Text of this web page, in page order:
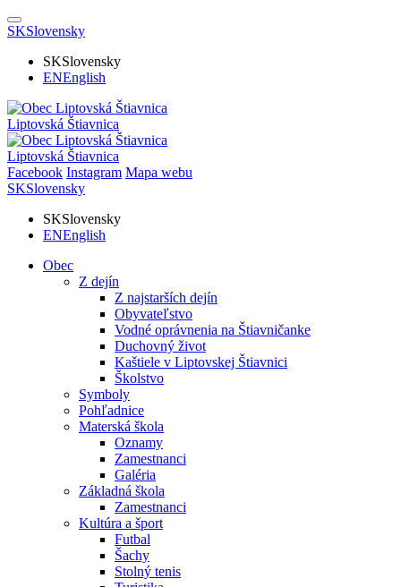
SKSlovensky
SKSlovensky
ENEnglish
Liptovská Štiavnica
Liptovská Štiavnica
Facebook Instagram Mapa webu
SKSlovensky
SKSlovensky
ENEnglish
Obec
Z dejín
Z najstarších dejín
Obyvateľstvo
Vodné oprávnenia na Štiavničanke
Duchovný život
Kaštiele v Liptovskej Štiavnici
Školstvo
Symboly
Pohľadnice
Materská škola
Oznamy
Zamestnanci
Galéria
Základná škola
Zamestnanci
Kultúra a šport
Futbal
Šachy
Stolný tenis